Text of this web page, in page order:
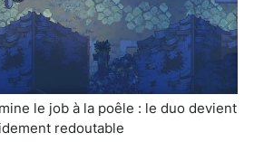
le job à la poêle : le duo devient
redoutable